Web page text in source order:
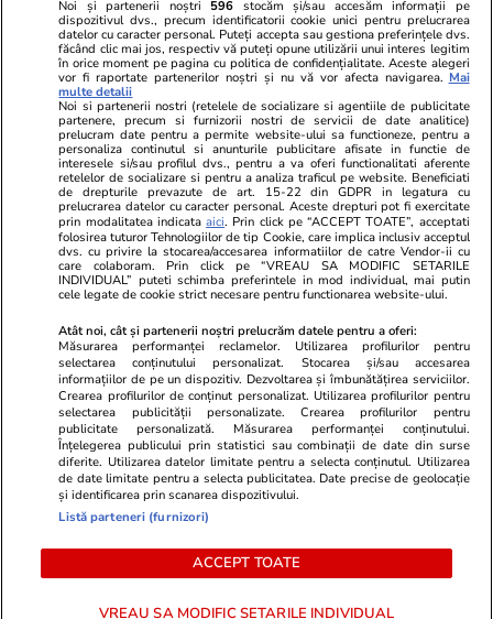
Ringier România
Libertatea pentru
Unica.ro
Program TV
Avantaje
ELLE
Gazeta Sporturilor
Stiri mondene
Calculator sarcina
Ajută Copiii
Locuri de muncă
Imobiliare.ro
Jobradar24
Imoradar24
Colecții Libertatea
Pariază responsabil! Decizia ONJN nr. 821/25.09.2025.
Jocurile de noroc sunt interzise minorilor.
© 2026 Ringier Romania. Toate drepturile rezervate
Actualizare preferințe cookies
Noi și partenerii noștri 596 stocăm și/sau accesăm informații pe
dispozitivul dvs., precum identificatorii cookie unici pentru prelucrarea
datelor cu caracter personal. Puteți accepta sau gestiona preferințele dvs.
făcând clic mai jos, respectiv vă puteți opune utilizării unui interes legitim
în orice moment pe pagina cu politica de confidențialitate. Aceste alegeri
vor fi raportate partenerilor noștri și nu vă vor afecta navigarea. Mai
multe detalii
Noi si partenerii nostri (retelele de socializare si agentiile de publicitate
partenere, precum si furnizorii nostri de servicii de date analitice)
prelucram date pentru a permite website-ului sa functioneze, pentru a
personaliza continutul si anunturile publicitare afisate in functie de
interesele si/sau profilul dvs., pentru a va oferi functionalitati aferente
retelelor de socializare si pentru a analiza traficul pe website. Beneficiati
de drepturile prevazute de art. 15-22 din GDPR in legatura cu
prelucrarea datelor cu caracter personal. Aceste drepturi pot fi exercitate
prin modalitatea indicataaici. Prin click pe “ACCEPT TOATE”, acceptati
folosirea tuturor Tehnologiilor de tip Cookie, care implica inclusiv acceptul
dvs. cu privire la stocarea/accesarea informatiilor de catre Vendor-ii cu
care colaboram. Prin click pe “VREAU SA MODIFIC SETARILE
INDIVIDUAL” puteti schimba preferintele in mod individual, mai putin
cele legate de cookie strict necesare pentru functionarea website-ului.
Atât noi, cât și partenerii noștri prelucrăm datele pentru a oferi:
Măsurarea performanței reclamelor. Utilizarea profilurilor pentru
selectarea conținutului personalizat. Stocarea și/sau accesarea
informațiilor de pe un dispozitiv. Dezvoltarea și îmbunătățirea serviciilor.
Crearea profilurilor de conținut personalizat. Utilizarea profilurilor pentru
selectarea publicității personalizate. Crearea profilurilor pentru
publicitate personalizată. Măsurarea performanței conținutului.
Înțelegerea publicului prin statistici sau combinații de date din surse
diferite. Utilizarea datelor limitate pentru a selecta conținutul. Utilizarea
de date limitate pentru a selecta publicitatea. Date precise de geolocație
și identificarea prin scanarea dispozitivului.
Listă parteneri (furnizori)
ACCEPT TOATE
VREAU SA MODIFIC SETARILE INDIVIDUAL